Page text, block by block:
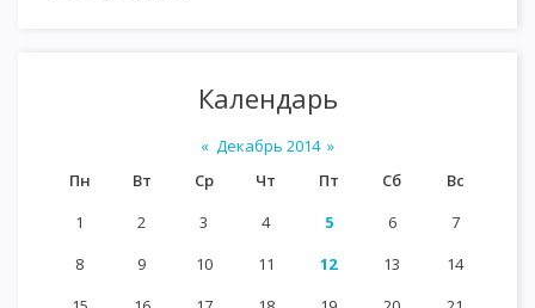
Календарь
« Декабрь 2014 »
Пн
Вт Ср Чт Пт Сб
Вс
1
2 3 4 5 6
7
8
9 10 11 12 13
14